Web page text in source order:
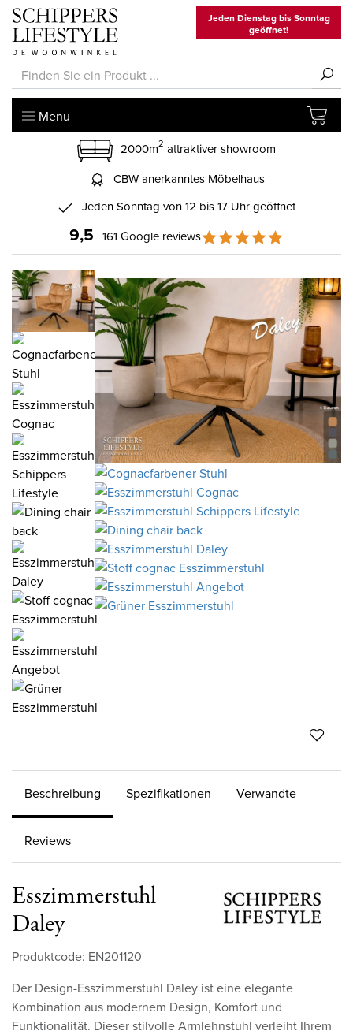
Jeden Dienstag bis Sonntag
geöffnet!
Menu
2000m2 attraktiver showroom
CBW anerkanntes Möbelhaus
Jeden Sonntag von 12 bis 17 Uhr geöffnet
9,5 | 161 Google reviews
Beschreibung Spezifikationen Verwandte
Reviews
Esszimmerstuhl
Daley
Produktcode: EN201120
Der Design-Esszimmerstuhl Daley ist eine elegante
Kombination aus modernem Design, Komfort und
Funktionalität. Dieser stilvolle Armlehnstuhl verleiht Ihrem